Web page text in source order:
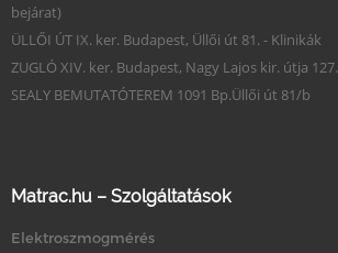
bejárat)
ÜLLŐI ÚT IX. ker. Budapest, Üllői út 81. - Klinikák
ZUGLÓ XIV. ker. Budapest, Nagy Lajos kir. útja 127.
SEALY BEMUTATÓTEREM 1091 Bp.Üllői út 81/b
Matrac.hu – Szolgáltatások
Elektroszmogmérés